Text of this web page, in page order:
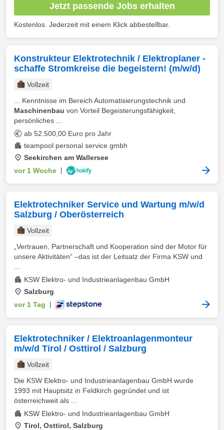
Jetzt passende Jobs erhalten
Kostenlos. Jederzeit mit einem Klick abbestellbar.
Konstrukteur Elektrotechnik / Elektroplaner -
schaffe Stromkreise die begeistern! (m/w/d)
Vollzeit
... Kenntnisse im Bereich Automatisierungstechnik und
Maschinenbau von Vorteil Begeisterungsfähigkeit,
persönliches ...
ab 52.500,00 Euro pro Jahr
teampool personal service gmbh
Seekirchen am Wallersee
vor 1 Woche
Elektrotechniker Service und Wartung m/w/d
Salzburg / Oberösterreich
Vollzeit
„Vertrauen, Partnerschaft und Kooperation sind der Motor für
unsere Aktivitäten“ –das ist der Leitsatz der Firma KSW und
KSW Elektro- und Industrieanlagenbau GmbH
Salzburg
vor 1 Tag
Elektrotechniker / Elektroanlagenmonteur
m/w/d Tirol / Osttirol / Salzburg
Vollzeit
Die KSW Elektro- und Industrieanlagenbau GmbH wurde
1993 mit Hauptsitz in Feldkirch gegründet und ist
österreichweit als ...
KSW Elektro- und Industrieanlagenbau GmbH
Tirol, Osttirol, Salzburg